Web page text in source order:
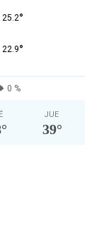
25.2°
22.9°
0 %
°
JUE
39°